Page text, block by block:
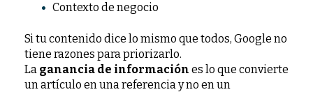
Contexto de negocio
Si tu contenido dice lo mismo que todos, Google no
tiene razones para priorizarlo.
La ganancia de información es lo que convierte
un artículo en una referencia y no en un